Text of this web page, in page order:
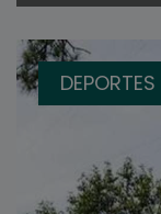
DEPORTES